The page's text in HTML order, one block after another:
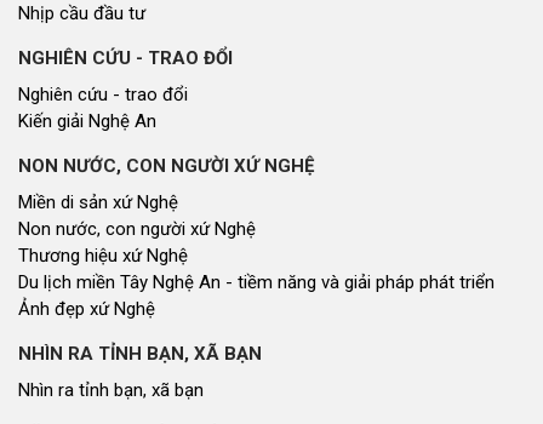
Nhịp cầu đầu tư
NGHIÊN CỨU - TRAO ĐỔI
Nghiên cứu - trao đổi
Kiến giải Nghệ An
NON NƯỚC, CON NGƯỜI XỨ NGHỆ
Miền di sản xứ Nghệ
Non nước, con người xứ Nghệ
Thương hiệu xứ Nghệ
Du lịch miền Tây Nghệ An - tiềm năng và giải pháp phát triển
Ảnh đẹp xứ Nghệ
NHÌN RA TỈNH BẠN, XÃ BẠN
Nhìn ra tỉnh bạn, xã bạn